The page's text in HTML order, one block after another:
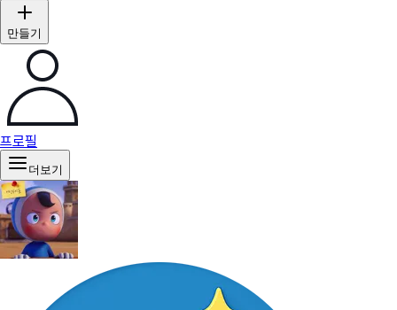
만들기
프로필
더보기